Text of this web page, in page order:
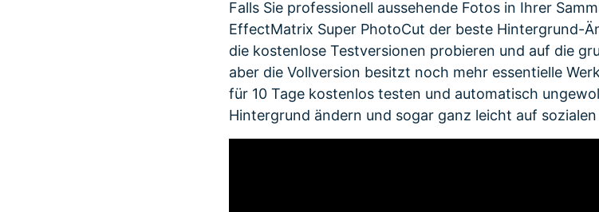
Falls Sie professionell aussehende Fotos in Ihrer
EffectMatrix Super PhotoCut der beste Hintergrund-
die kostenlose Testversionen probieren und auf die
aber die Vollversion besitzt noch mehr essentielle
für 10 Tage kostenlos testen und automatisch
Hintergrund ändern und sogar ganz leicht auf